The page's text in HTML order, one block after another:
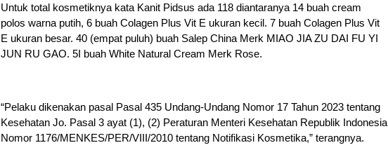
Untuk total kosmetiknya kata Kanit Pidsus ada 118 diantaranya 14 buah cream
polos warna putih, 6 buah Colagen Plus Vit E ukuran kecil. 7 buah Colagen Plus Vit
E ukuran besar. 40 (empat puluh) buah Salep China Merk MIAO JIA ZU DAI FU YI
JUN RU GAO. 5I buah White Natural Cream Merk Rose.
“Pelaku dikenakan pasal Pasal 435 Undang-Undang Nomor 17 Tahun 2023 tentang
Kesehatan Jo. Pasal 3 ayat (1), (2) Peraturan Menteri Kesehatan Republik Indonesia
Nomor 1176/MENKES/PER/VIII/2010 tentang Notifikasi Kosmetika,” terangnya.